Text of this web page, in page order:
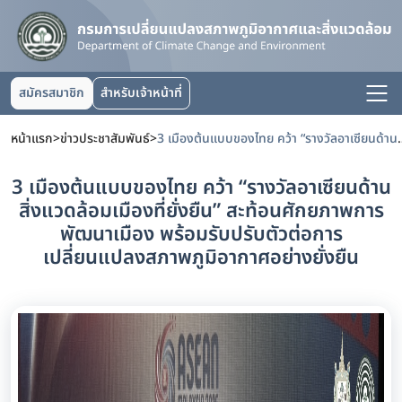
สมัครสมาชิก สำหรับเจ้าหน้าที่
หน้าแรก>ข่าวประชาสัมพันธ์> 3 เมืองต้นแบบของไทย คว้า “รางวัลอาเ
3 เมืองต้นแบบของไทย คว้า “รางวัลอาเซียนด้าน
สิ่งแวดล้อมเมืองที่ยั่งยืน” สะท้อนศักยภาพการ
พัฒนาเมือง พร้อมรับปรับตัวต่อการ
เปลี่ยนแปลงสภาพภูมิอากาศอย่างยั่งยืน